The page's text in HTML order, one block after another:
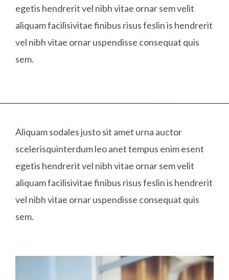
egetis hendrerit vel nibh vitae ornar sem velit
aliquam facilisivitae finibus risus feslin is hendrerit
vel nibh vitae ornar uspendisse consequat quis
sem.
Aliquam sodales justo sit amet urna auctor
scelerisquinterdum leo anet tempus enim esent
egetis hendrerit vel nibh vitae ornar sem velit
aliquam facilisivitae finibus risus feslin is hendrerit
vel nibh vitae ornar uspendisse consequat quis
sem.